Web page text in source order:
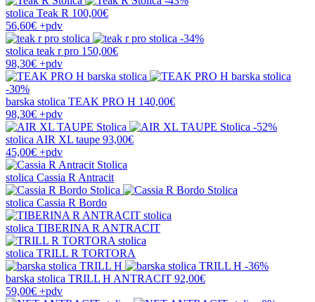
stolica Teak R 100,00€
56,60€ +pdv
-34%
stolica teak r pro 150,00€
98,30€ +pdv
-30%
barska stolica TEAK PRO H 140,00€
98,30€ +pdv
-52%
stolicaAIR XL taupe 93,00€
45,00€ +pdv
stolica Cassia R Antracit
stolica Cassia R Bordo
stolica TIBERINA R ANTRACIT
stolica TRILL R TORTORA
-36%
barska stolica TRILL H ANTRACIT 92,00€
59,00€ +pdv